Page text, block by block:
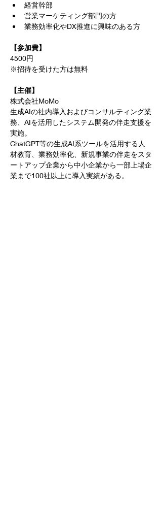
経営幹部
営業マーケティング部門の方
業務効率化やDX推進に興味のある方
【参加費】
4500円
※招待を受けた方は無料
【主催】
株式会社MoMo
生成AIの社内導入およびコンサルティング業
務、AIを活用したシステム開発の伴走支援を
実施。
ChatGPT等の生成AI系ツールを活用する人
材教育、業務効率化、新規事業の伴走をスタ
ートアップ企業から中小企業から一部上場企
業まで100社以上に導入実績がある。